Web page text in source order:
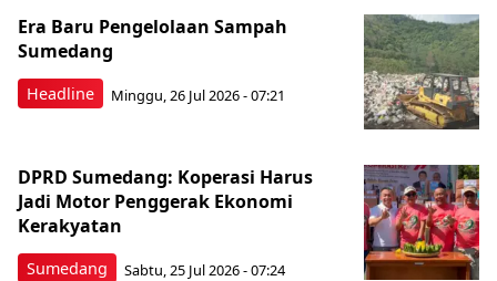
Headline
Era Baru Pengelolaan Sampah
Sumedang
Minggu, 26 Jul 2026 - 07:21
Sumedang
DPRD Sumedang: Koperasi Harus
Jadi Motor Penggerak Ekonomi
Kerakyatan
Sabtu, 25 Jul 2026 - 07:24